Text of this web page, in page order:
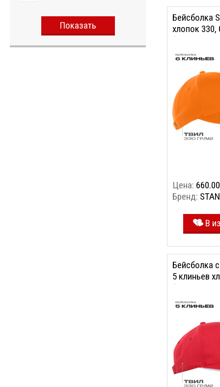
Показать
Цена:
Бренд: STAN
В
Бейсболка
хлопок 330,
Бейсболка
5 клиньев
(Красный,